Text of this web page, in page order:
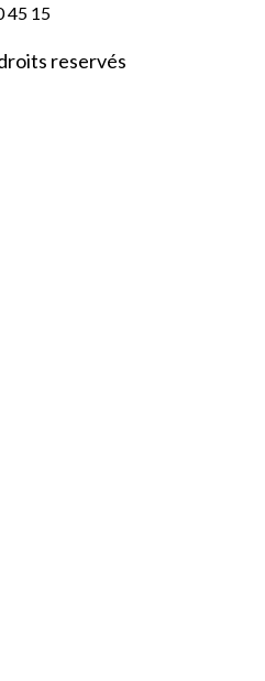
45 15
reservés